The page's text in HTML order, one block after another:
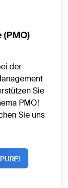
der
Sie
PMO!
Sie uns